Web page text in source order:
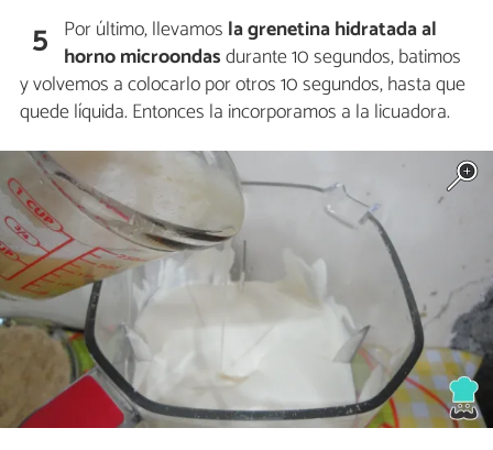
5 Por último, llevamos la grenetina hidratada al
horno microondasdurante 10 segundos, batimos
y volvemos a colocarlo por otros 10 segundos, hasta que
quede líquida. Entonces la incorporamos a la licuadora.